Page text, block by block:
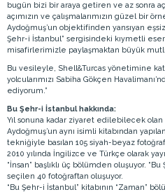
bugün bizi bir araya getiren ve az sonra
açımızın ve çalışmalarımızın güzel bir
Aydoğmuş’un objektifinden yansıyan
Şehr-i İstanbul” sergisindeki kıymetli
misafirlerimizle paylaşmaktan büyük
Bu vesileyle, Shell&Turcas yönetimine
yolcularımızı Sabiha Gökçen
ediyorum.”
Bu Şehr-i İstanbul hakkında:
Yıl sonuna kadar ziyaret edilebilecek olan
Aydoğmuş’un aynı isimli kitabından
tekniğiyle basılan 105 siyah-beyaz
2010 yılında İngilizce ve Türkçe olarak
“İnsan” başlıklı üç bölümden oluşuyor.
seçilen 40 fotoğraftan oluşuyor.
“Bu Şehr-i İstanbul” kitabının “Zaman”